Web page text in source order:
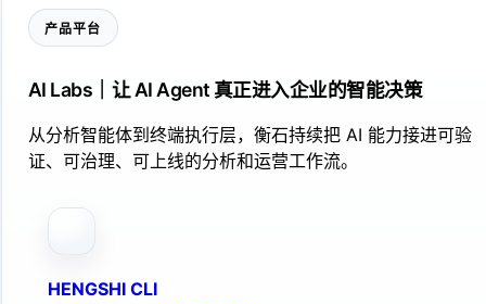
产品平台
AI Labs｜让 AI Agent 真正进入企业的智能决策
从分析智能体到终端执行层，衡石持续把 AI 能力接进可验
证、可治理、可上线的分析和运营工作流。
HENGSHI CLI